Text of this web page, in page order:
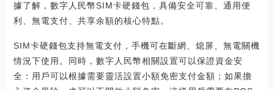
據了解，數字人民幣SIM卡硬錢包，具備安全可靠、通用便
利、無電支付、共享余額的核心特點。
SIM卡硬錢包支持無電支付，手機可在斷網、熄屏、無電關機
情況下使用。同時，數字人民幣相關設置可以保證資金安
全：用戶可以根據需要靈活設置小額免密支付金額；如果擔